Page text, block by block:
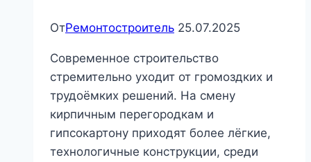
ОтРемонтостроитель 25.07.2025
Современное строительство
стремительно уходит от громоздких и
трудоёмких решений. На смену
кирпичным перегородкам и
гипсокартону приходят более лёгкие,
технологичные конструкции, среди